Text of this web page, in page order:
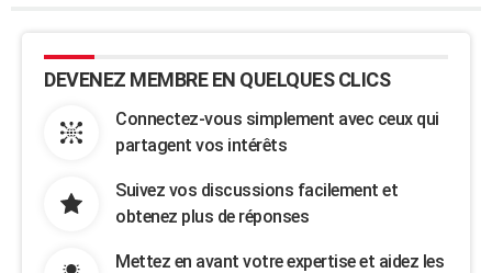
DEVENEZ MEMBRE EN QUELQUES CLICS
Connectez-vous simplement avec ceux qui
partagent vos intérêts
Suivez vos discussions facilement et
obtenez plus de réponses
Mettez en avant votre expertise et aidez les